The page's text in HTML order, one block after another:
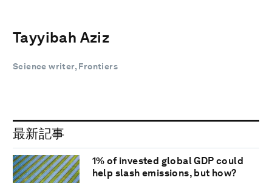
Tayyibah Aziz
Science writer, Frontiers
最新記事
1% of invested global GDP could
help slash emissions, but how?